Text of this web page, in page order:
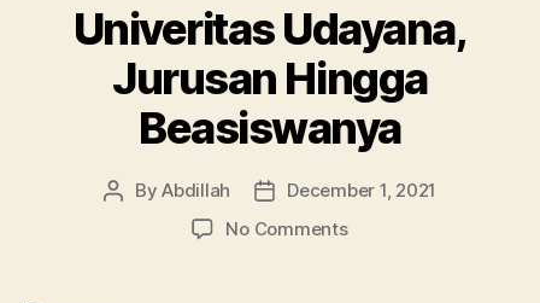
Univeritas Udayana,
Jurusan Hingga
Beasiswanya
PostByAbdillah
Post
date
December 1, 2021
No Commentson